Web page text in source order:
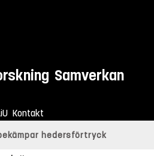
Samverkan
Kontakt
hedersförtryck